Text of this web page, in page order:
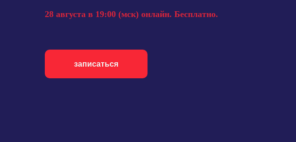
28 августа в 19:00 (мск) онлайн. Бесплатно.
записаться